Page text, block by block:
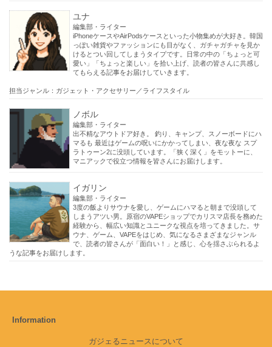
ユナ
編集部・ライター
iPhoneケースやAirPodsケースといった小物集めが大好き。韓国
っぽい雑貨やファッションにも目がなく、ガチャガチャを見か
けるとつい回してしまうタイプです。日常の中の「ちょっと可
愛い」「ちょっと楽しい」を拾い上げ、読者の皆さんに共感し
てもらえる記事をお届けしていきます。
担当ジャンル：ガジェット・アクセサリー／ライフスタイル
ノボル
編集部・ライター
出不精なアウトドア好き。 釣り、キャンプ、スノーボードにハ
マるも 最近はゲームの呪いにかかってしまい、夜な夜な スプ
ラトゥーン2に没頭しています。「狭く深く」をモットーに、
マニアックで役立つ情報を皆さんにお届けします。
イガリン
編集部・ライター
3度の飯よりサウナを愛し、ゲームにハマると朝まで没頭して
しまうアツい男。原宿のVAPEショップでカリスマ店長を務めた
経験から、幅広い知識とユニークな視点を培ってきました。サ
ウナ、ゲーム、VAPEをはじめ、気になるさまざまなジャンル
で、読者の皆さんが「面白い！」と感じ、心を揺さぶられるよ
うな記事をお届けします。
Information
ガジェるニュースについて